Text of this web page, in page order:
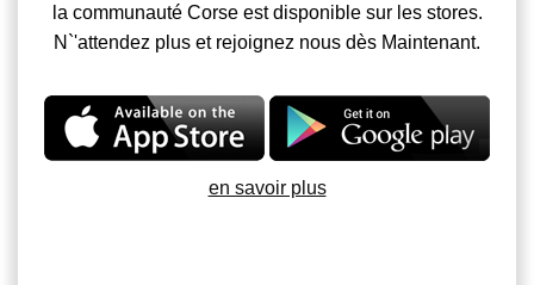
la communauté Corse est disponible sur les stores.
N`'attendez plus et rejoignez nous dès Maintenant.
en savoir plus